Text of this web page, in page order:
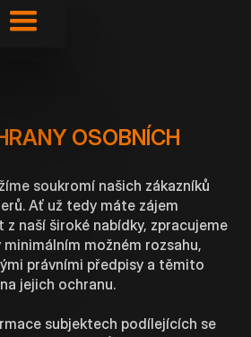
OSOBNÍCH
soukromí našich zákazníků
Ať už tedy máte zájem
naší široké nabídky, zpracujeme
možném rozsahu,
právními předpisy a těmito
jejich ochranu.
subjektech podílejících se